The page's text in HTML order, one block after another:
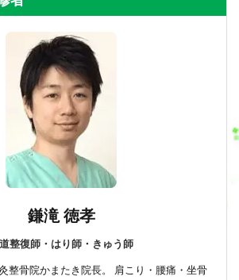
鎌滝 徳孝
整復師・はり師・きゅう師
整骨院かまたき院長。 肩こり・腰痛・坐骨